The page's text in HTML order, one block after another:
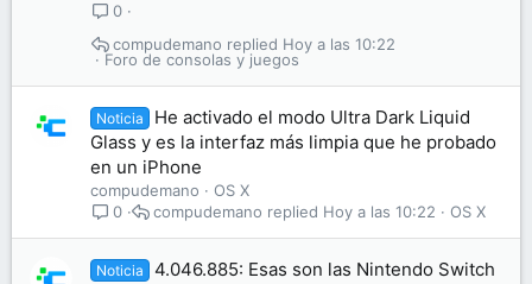
0
Foro de consolas y juegos
Hoy a las 10:22
compudemano
Noticia
He activado el modo Ultra Dark Liquid
Glass y es la interfaz más limpia que he probado
en un iPhone
compudemano
OS X
0
OS X
Hoy a las 10:22
compudemano
Noticia
4.046.885: Esas son las Nintendo Switch